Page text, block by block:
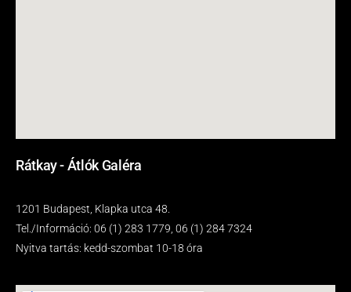
Rátkay - Átlók Galéra
1201 Budapest, Klapka utca 48.
Tel./Információ: 06 (1) 283 1779, 06 (1) 284 7324
Nyitva tartás: kedd-szombat 10-18 óra